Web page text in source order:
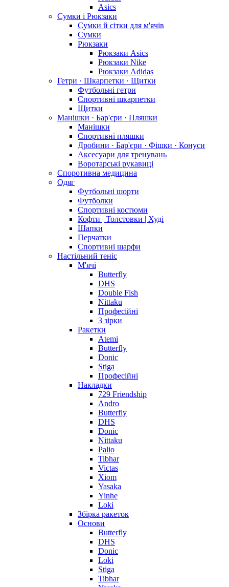
Asics
Сумки і Рюкзаки
Сумки й сітки для м'ячів
Сумки
Рюкзаки
Рюкзаки Asics
Рюкзаки Nike
Рюкзаки Adidas
Гетри · Шкарпетки · Щитки
Футбольні гетри
Спортивні шкарпетки
Щитки
Манішки · Бар'єри · Пляшки
Манішки
Спортивні пляшки
Дробини · Бар'єри · Фішки · Конуси
Аксесуари для тренувань
Воротарські рукавиці
Споротивна медицина
Одяг
Футбольні шорти
Футболки
Спортивні костюми
Кофти | Толстовки | Худі
Шапки
Перчатки
Спортивні шарфи
Настільний теніс
М'ячі
Butterfly
DHS
Double Fish
Nittaku
Професійні
3 зірки
Ракетки
Atemi
Butterfly
Donic
Stiga
Професійні
Накладки
729 Friendship
Andro
Butterfly
DHS
Donic
Nittaku
Palio
Tibhar
Victas
Xiom
Yasaka
Yinhe
Loki
Збірка ракеток
Основи
Butterfly
DHS
Donic
Loki
Stiga
Tibhar